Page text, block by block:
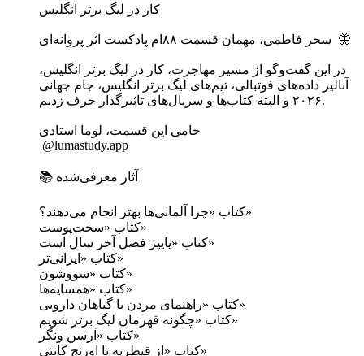
کار‌ در لیگ برتر انگلیس
سحر فاطمی، مهمان قسمت ۸۸ام پادکست اثر پروانه‌ای 🦋
آنالیز داده‌های فوتبالی، تیم‌های لیگ برتر انگلیس، جام جهانی
۲۰۲۶ و البته کتاب‌ها و سریال‌های تاثیرگذار حرف زدیم.
حامی این قسمت، لوما استادی
‏ @lumastudy.app
📚 آثار معرفی‌شده
کتاب «چرا آلمانی‌ها بهتر انجام می‌دهند؟»
کتاب‌ «سخت‌پوست»
کتاب «پاییز فصل آخر سال است»
کتاب «ایرانی‌تر»
کتاب «سووشون»
کتاب «همسایه‌ها»
کتاب «راهنمای مردن با گیاهان دارویی»
کتاب «چگونه قهرمان لیگ برتر شویم»
کتاب «آرسن ونگر»
کتاب «از قیطریه تا اورنج کانتی»